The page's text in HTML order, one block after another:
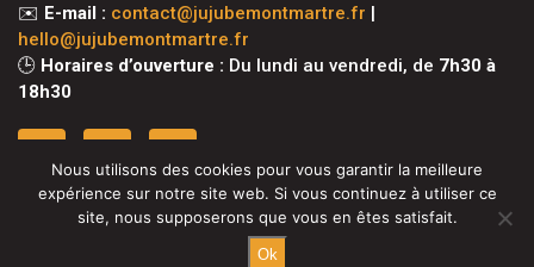
✉️ E-mail : contact@jujubemontmartre.fr |
hello@jujubemontmartre.fr
🕒 Horaires d’ouverture : Du lundi au vendredi, de 7h30 à
18h30
Nous utilisons des cookies pour vous garantir la meilleure
expérience sur notre site web. Si vous continuez à utiliser ce
site, nous supposerons que vous en êtes satisfait.
Ok